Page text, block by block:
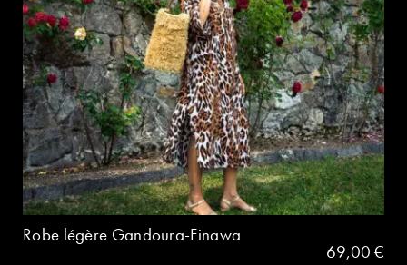
Robe légère Gandoura-Finawa
69,00 €